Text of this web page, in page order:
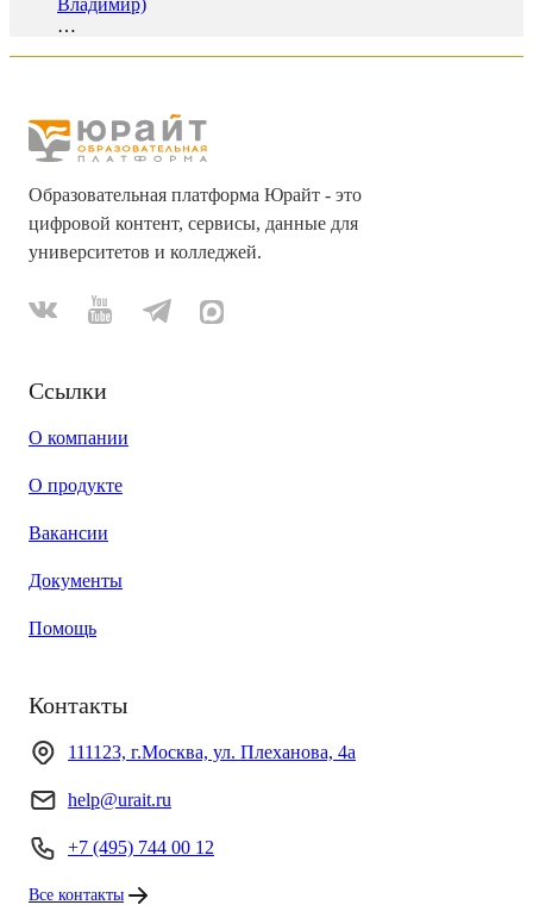
Владимир)
…
Образовательная платформа Юрайт - это
цифровой контент, сервисы, данные для
университетов и колледжей.
Ссылки
О компании
О продукте
Вакансии
Документы
Помощь
Контакты
111123, г.Москва, ул. Плеханова, 4а
help@urait.ru
+7 (495) 744 00 12
Все контакты